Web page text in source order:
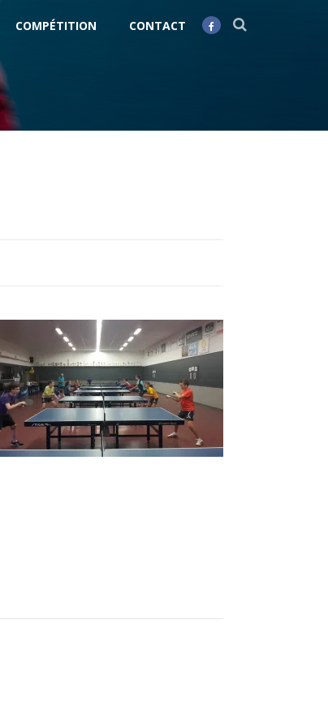
COMPÉTITION CONTACT